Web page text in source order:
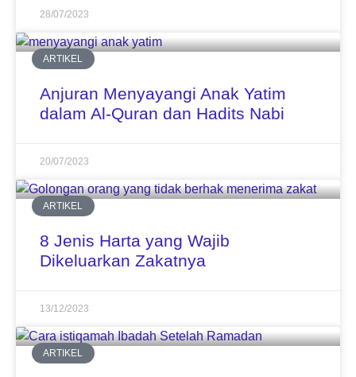
28/07/2023
ARTIKEL
Anjuran Menyayangi Anak Yatim
dalam Al-Quran dan Hadits Nabi
20/07/2023
ARTIKEL
8 Jenis Harta yang Wajib
Dikeluarkan Zakatnya
13/12/2023
ARTIKEL